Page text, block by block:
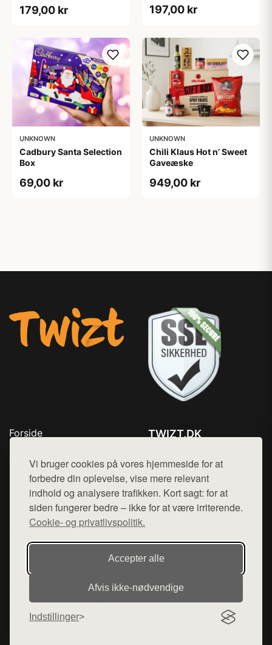
Vi bruger cookies på vores hjemmeside for at
forbedre din oplevelse, vise mere relevant
indhold og analysere trafikken. Kort sagt: for at
siden fungerer bedre – ikke for at være irriterende.
Cookie- og privatlivspolitik.
Accepter alle
Afvis ikke‑nødvendige
Indstillinger
179,00 kr 197,00 kr
UNKNOWN
Cadbury Santa Selection
Box
69,00 kr
UNKNOWN
Chili Klaus Hot n’ Sweet
Gaveæske
949,00 kr
Forside
Top Rabatter
Kontakt
TWIZT.DK
Mail: hej@want.dk
Cookie- og privatlivspolitik
Denne side er en del af want.dk, der udgiver en række
hjemmesider med præsentation af forskellige produkter fra
diverse webshops. Der sælges ikke varer fra denne side - vi
varerne på lager.